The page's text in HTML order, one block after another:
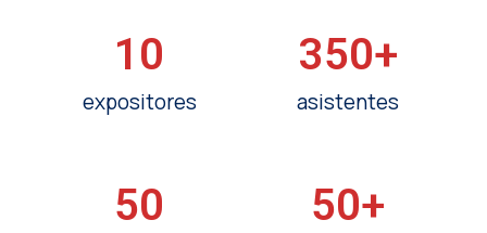
expositores
10
asistentes
350+
50 50+